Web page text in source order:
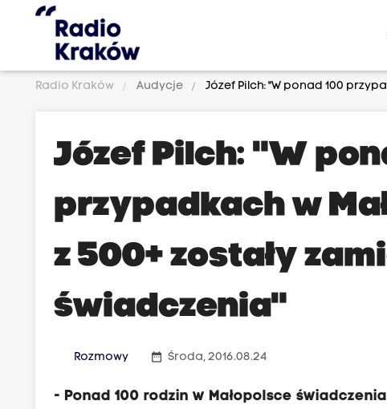
Radio Kraków Audycje Józef Pilch: "W ponad 100
Józef Pilch: "W
przypadkach w
z 500+ zostały
świadczenia"
Rozmowy date_range Środa, 2016.08.24
- Ponad 100 rodzin w Małopolsce